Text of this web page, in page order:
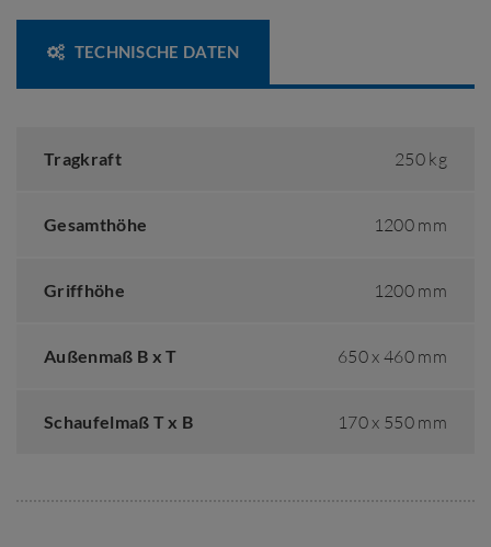
TECHNISCHE DATEN
Tragkraft 250 kg
Gesamthöhe 1200 mm
Griffhöhe 1200 mm
Außenmaß B x T 650 x 460 mm
Schaufelmaß T x B 170 x 550 mm